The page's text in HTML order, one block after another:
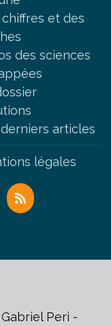
chiffres et des
des sciences
articles
légales
Peri -